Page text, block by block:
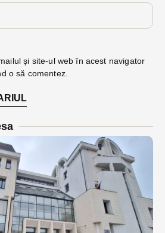
și site-ul web în acest navigator
o să comentez.